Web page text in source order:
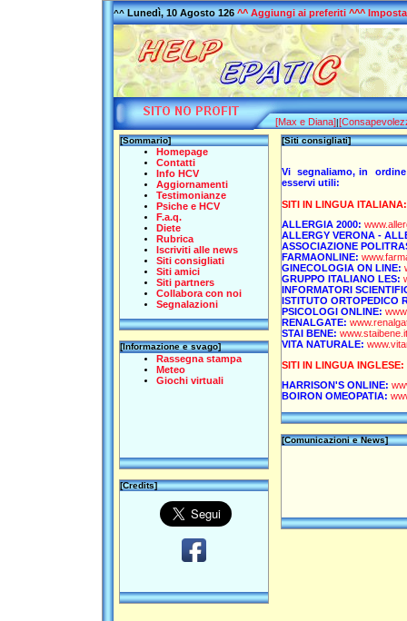
^^ Lunedì, 10 Agosto 126 ^^ Aggiungi ai preferiti ^^^
[Max e Diana]|
[Sommario]
Homepage
Contatti
Info HCV
Aggiornamenti
Testimonianze
Psiche e HCV
F.a.q.
Diete
Rubrica
Iscriviti alle news
Siti consigliati
Siti amici
Siti partners
Collabora con noi
Segnalazioni
[Informazione e svago]
Rassegna stampa
Meteo
Giochi virtuali
[Credits]
[Siti consigliati]
Vi segnaliamo, in ordine
esservi utili:
SITI IN LINGUA ITALIANA:
ALLERGIA 2000:
ALLERGY VERONA -
ASSOCIAZIONE
FARMAONLINE:
GINECOLOGIA ON LINE:
GRUPPO ITALIANO LES:
INFORMATORI
ISTITUTO ORTOPEDICO
PSICOLOGI ONLINE:
RENALGATE:
STAI BENE: www.staibene.it
VITA NATURALE:
SITI IN LINGUA INGLESE:
HARRISON'S ONLINE:
BOIRON OMEOPATIA:
[Comunicazioni e News]